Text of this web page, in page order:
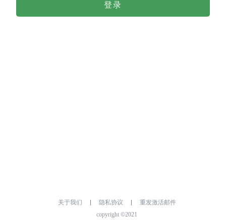
登录
关于我们 隐私协议
重发激活邮件
copyright ©2021